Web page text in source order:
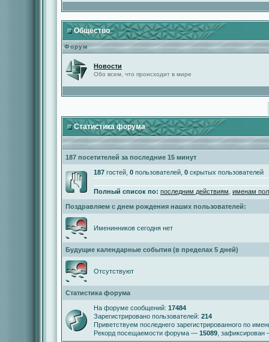
Общество
Форум
Новости
Обо всем, что происходит в мире
Статистика форума
187 посетителей за последние 15 минут
187 гостей, 0 пользователей, 0 скрытых пользователей
Полный список по: последним действиям именам
Поздравляем с днем рождения наших пользователей:
Именинников сегодня нет
Будущие календарные события (в пределах 5 дней)
Отсутствуют
Статистика форума
На форуме сообщений: 17484
Зарегистрировано пользователей: 214
Приветствуем последнего зарегистрированного по
Рекорд посещаемости форума — 15089 ,